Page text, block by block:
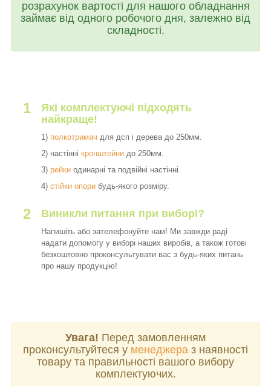
розрахунок вартості для нашого обладнання
займає від одного робочого дня, залежно від
складності.
1
Які комплектуючі підходять
найкраще!
1) полкотримач для дсп і дерева до 250мм.
2) настінні кронштейни до 250мм.
3) рейки одинарні та подвійні настінні.
4) стійки опори будь-якого розміру.
2 Виникли питання при виборі?
Напишіть або зателефонуйте нам! Ми завжди раді
надати допомогу у виборі наших виробів, а також готові
безкоштовно проконсультувати вас з будь-яких питань
про нашу продукцію!
Увага! Перед замовленням
проконсультуйтеся у менеджера з наявності
товару та правильності вашого вибору
комплектуючих.